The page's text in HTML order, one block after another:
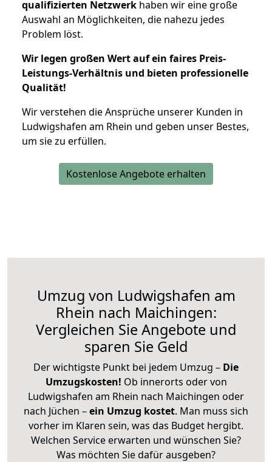
qualifizierten Netzwerk haben wir eine große
Auswahl an Möglichkeiten, die nahezu jedes
Problem löst.
Wir legen großen Wert auf ein faires Preis-
Leistungs-Verhältnis und bieten professionelle
Qualität!
Wir verstehen die Ansprüche unserer Kunden in
Ludwigshafen am Rhein und geben unser Bestes,
um sie zu erfüllen.
Kostenlose Angebote erhalten
Umzug von Ludwigshafen am
Rhein nach Maichingen:
Vergleichen Sie Angebote und
sparen Sie Geld
Der wichtigste Punkt bei jedem Umzug – Die
Umzugskosten! Ob innerorts oder von
Ludwigshafen am Rhein nach Maichingen oder
nach Jüchen –ein Umzug kostet. Man muss sich
vorher im Klaren sein, was das Budget hergibt.
Welchen Service erwarten und wünschen Sie?
Was möchten Sie dafür ausgeben?